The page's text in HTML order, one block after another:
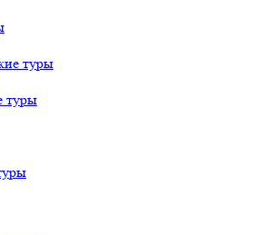
туры
туры